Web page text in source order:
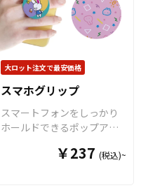
でご不明点がありましたら
お気軽にご相談ください。
なりません。丸形で可愛ら
しいデザインですので、エ
ンドユーザー様への訴求力
も高いアイテムとなってお
ります。またイベントや社
にノベルティとしても喜ば
れるオリジナルグッズ
っておりおすすめです。 短
納期・小ロットでの対応も
りましたらお気軽にご相談
大ロット注文で最安価格
スマホグリップ
スマートフォンをしっかり
ホールドできるポップアッ
お客様がお持ちのオリジナ
￥237 (税込)~